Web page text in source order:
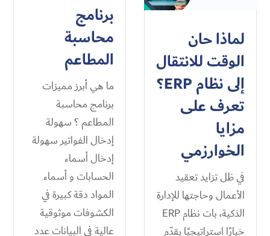
برنامج
محاسبة
المطاعم
ما هي أبرز مميزات
برنامج محاسبة
المطاعم ؟ سهولة
إدخال الفواتير سهولة
إدخال أسماء
الحسابات و أسماء
المواد دقة كبيرة في
الكشوفات موثوقية
عالية في البيانات عدد
لماذا حان
الوقت للانتقال
إلى نظام ERP؟
تعرف على
مزايا
الخوارزمي
في ظل تزايد تعقيد
الأعمال وحاجتها للإدارة
الذكية، بات نظام ERP
خيارًا استراتيجيًا يقدّم